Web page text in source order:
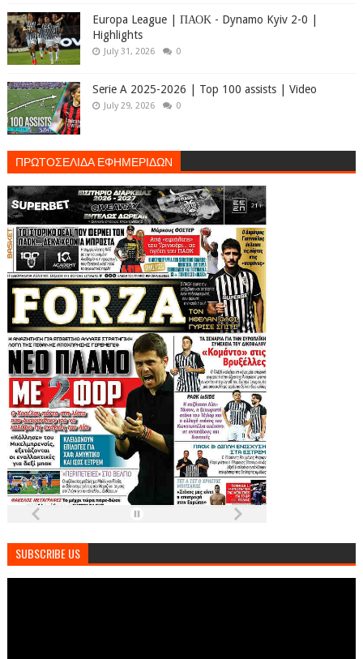
Europa League | ΠΑΟΚ - Dynamo Kyiv 2-0 |
Highlights
July 31, 2026 0
Serie A 2025-2026 | Top 100 assists | Video
July 29, 2026 0
ΠΡΩΤΟΣΕΛΙΔΑ ΕΦΗΜΕΡΙΔΩΝ
SUBSCRIBE US